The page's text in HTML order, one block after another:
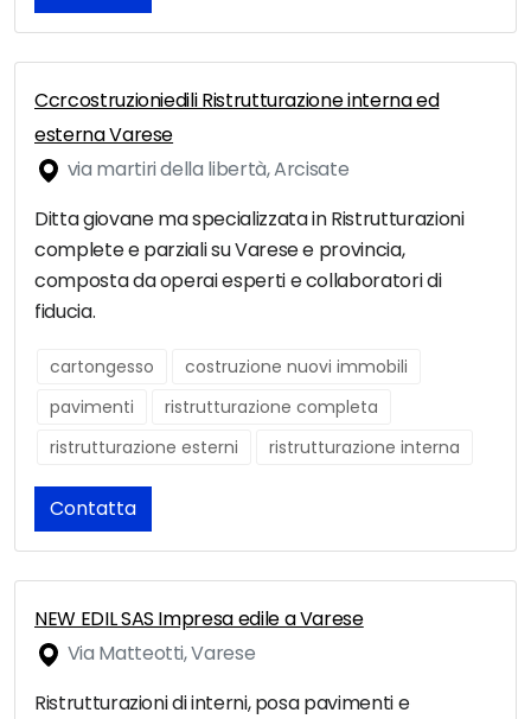
Ccrcostruzioniedili Ristrutturazione interna ed
esterna Varese
via martiri della libertà, Arcisate
Ditta giovane ma specializzata in Ristrutturazioni
complete e parziali su Varese e provincia,
composta da operai esperti e collaboratori di
fiducia.
cartongesso
costruzione nuovi immobili
pavimenti
ristrutturazione completa
ristrutturazione esterni
ristrutturazione interna
Contatta
NEW EDIL SAS Impresa edile a Varese
Via Matteotti, Varese
Ristrutturazioni di interni, posa pavimenti e